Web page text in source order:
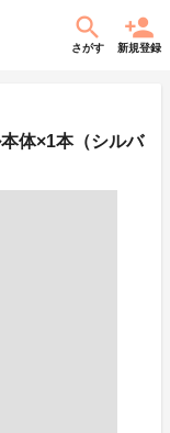
さがす 新規登録
体×1本（シルバ